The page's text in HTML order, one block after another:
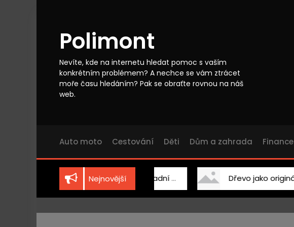
Polimont
Nevíte, kde na internetu hledat pomoc s vaším
konkrétním problémem? A nechce se vám ztrácet
moře času hledáním? Pak se obraťte rovnou na náš
web.
Auto moto Cestování Děti Dům a zahrada Finance
Nejnovější
Vhodně zvolená zahradní technika Dřevo jako originální doplněk